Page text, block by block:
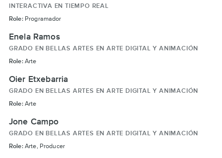
INTERACTIVA EN TIEMPO REAL
Role:Programador
Enela Ramos
GRADO EN BELLAS ARTES EN ARTE DIGITAL Y ANIMACIÓN
Role:Arte
Oier Etxebarria
GRADO EN BELLAS ARTES EN ARTE DIGITAL Y ANIMACIÓN
Role:Arte
Jone Campo
GRADO EN BELLAS ARTES EN ARTE DIGITAL Y ANIMACIÓN
Role:Arte, Producer